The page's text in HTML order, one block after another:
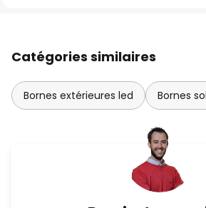
Catégories similaires
Bornes extérieures led Bornes